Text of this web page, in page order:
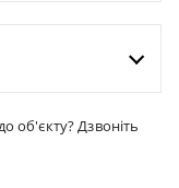
об'єкту? Дзвоніть